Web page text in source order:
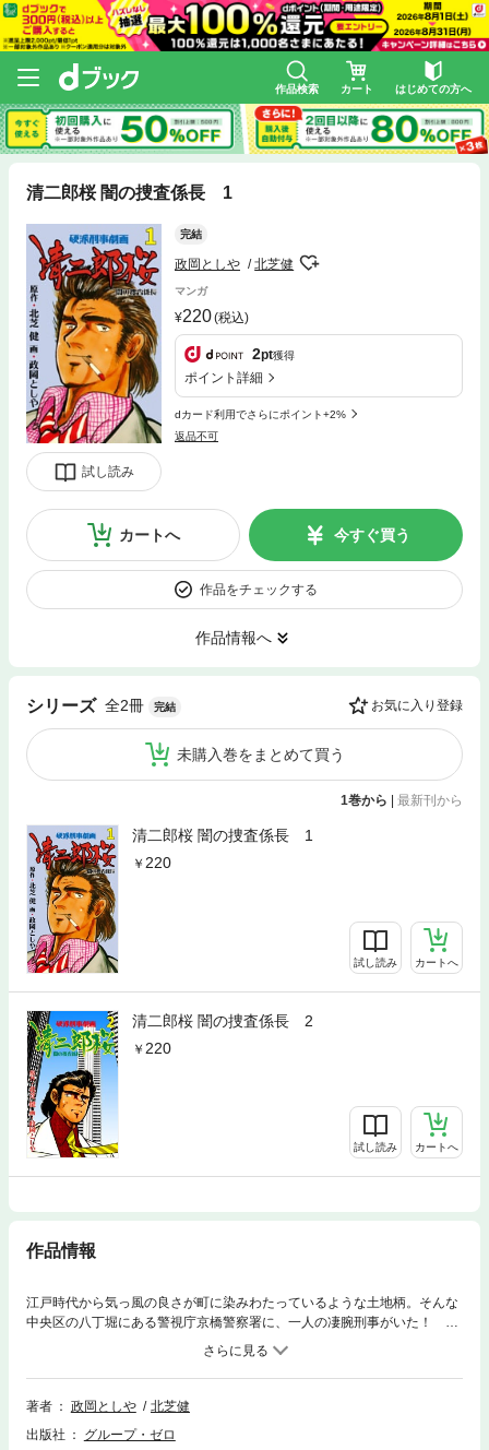
作品検索 カート はじめての方へ
清二郎桜 闇の捜査係長 1
試し読み
完結
政岡としや 北芝健
マンガ
220(税込)
2pt獲得
ポイント詳細
dカード利用でさらにポイント+2%
返品不可
カートへ 今すぐ買う
作品をチェックする
作品情報へ
シリーズ 全2冊 完結 お気に入り登録
未購入巻をまとめて買う
1巻から 最新刊から
清二郎桜 闇の捜査係長 1
220
試し読み カートへ
清二郎桜 闇の捜査係長 2
220
試し読み カートへ
作品情報
江戸時代から気っ風の良さが町に染みわたっているような土地柄。そんな
中央区の八丁堀にある警視庁京橋警察署に、一人の凄腕刑事がいた！
「殺し」「放火」「誘拐」なんでも御座れの「強行班」を束ねる江戸前の
係長刑事「小桜 清二郎」だ。そんな小桜に昇進の話が届くが、本人は浮か
ない表情。何故なら現場仕事にこそ遣り甲斐を感じていたからだ。その後
退職を決意し、生活を楽しんでいた小桜だったが……？ のちに起きたと
始まる!! 男・小桜清二郎のヒューマンドラマ作品！
著者 政岡としや
北芝健
出版社
グループ・ゼロ